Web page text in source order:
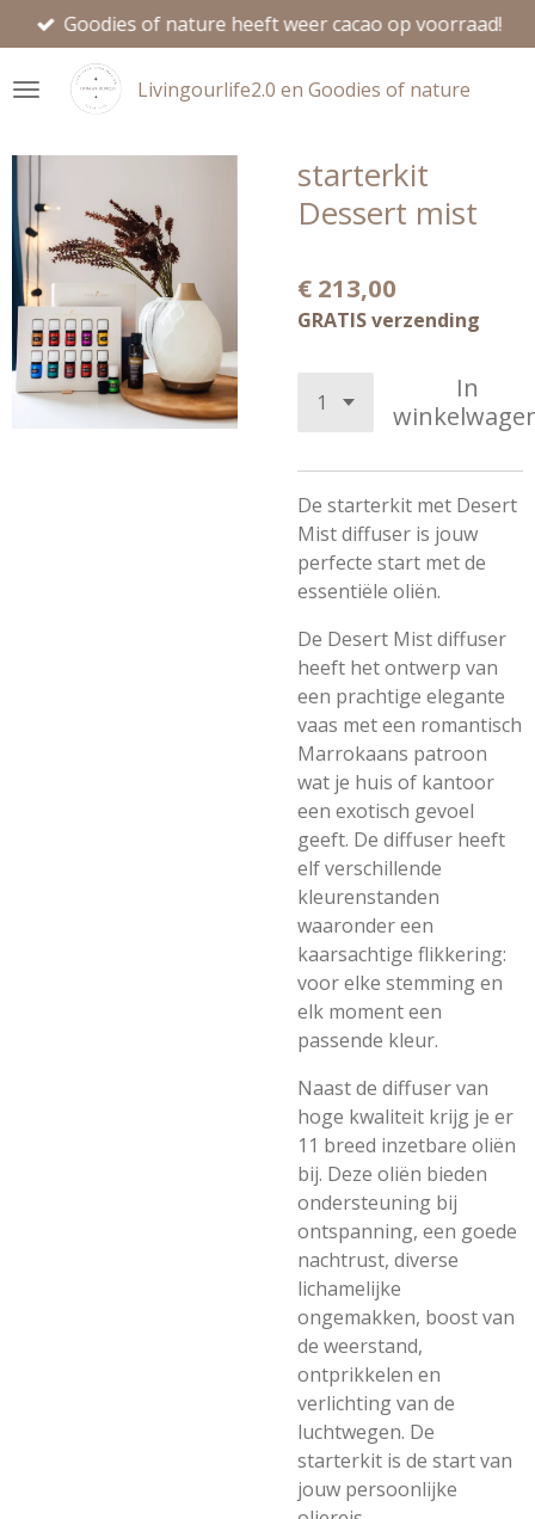
direct
naar
Livingourlife2.0 en Goodies of nature
Goodies of nature heeft weer cacao op voorraad!
starterkit
Dessert mist
€ 213,00
GRATIS verzending
In
De starterkit met Desert
Mist diffuser is jouw
perfecte start met de
essentiële oliën.
De Desert Mist diffuser
heeft het ontwerp van
een prachtige elegante
vaas met een romantisch
Marrokaans patroon
wat je huis of kantoor
een exotisch gevoel
geeft. De diffuser heeft
elf verschillende
kleurenstanden
waaronder een
kaarsachtige flikkering:
voor elke stemming en
elk moment een
passende kleur.
Naast de diffuser van
hoge kwaliteit krijg je er
11 breed inzetbare oliën
bij. Deze oliën bieden
ondersteuning bij
ontspanning, een goede
nachtrust, diverse
lichamelijke
ongemakken, boost van
de weerstand,
ontprikkelen en
verlichting van de
luchtwegen. De
starterkit is de start van
jouw persoonlijke